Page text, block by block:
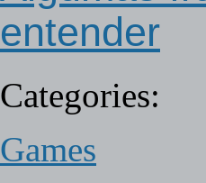
entender
Categories:
Games